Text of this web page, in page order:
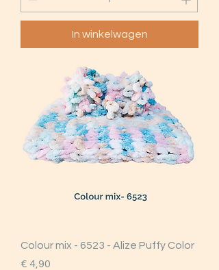
In winkelwagen
Colour mix - 6523 - Alize Puffy Color
Prijs
€ 4,90